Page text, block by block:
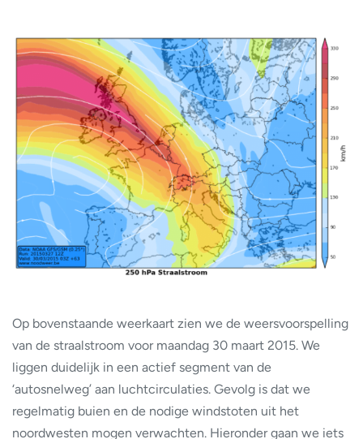
Op bovenstaande weerkaart zien we de weersvoorspelling
van de straalstroom voor maandag 30 maart 2015. We
liggen duidelijk in een actief segment van de
‘autosnelweg’ aan luchtcirculaties. Gevolg is dat we
regelmatig buien en de nodige windstoten uit het
noordwesten mogen verwachten. Hieronder gaan we iets